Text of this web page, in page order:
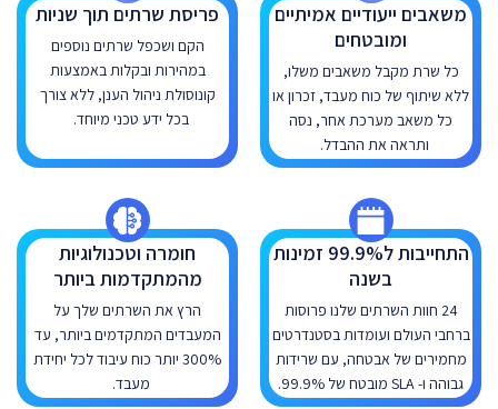
משאבים ייעודיים אמיתיים
ומובטחים
כל שרת מקבל משאבים משלו,
ללא שיתוף של כוח מעבד, זכרון או
כל משאב מערכת אחר, נסה
ותראה את ההבדל.
פריסת שרתים תוך שניות
הקם ושכפל שרתים נוספים
במהירות ובקלות באמצעות
קונוסולת ניהול הענן, ללא צורך
בכל ידע טכני מיוחד.
התחייבות ל99.9% זמינות
בשנה
24 חוות השרתים שלנו פרוסות
ברחבי העולם ועומדות בסטנדרטים
מחמירים של אבטחה, עם שרידות
גבוהה ו- SLA מובטח של 99.9%.
חומרה וטכנולוגיות
מהמתקדמות ביותר
הרץ את השרתים שלך על
המעבדים המתקדמים ביותר, עד
300% יותר כוח עיבוד לכל יחידת
מעבד.